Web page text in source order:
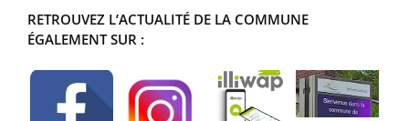
RETROUVEZ L’ACTUALITÉ DE LA COMMUNE
ÉGALEMENT SUR :